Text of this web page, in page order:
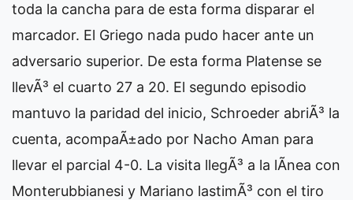
toda la cancha para de esta forma disparar el
marcador. El Griego nada pudo hacer ante un
adversario superior. De esta forma Platense se
llevÃ³ el cuarto 27 a 20. El segundo episodio
mantuvo la paridad del inicio, Schroeder abriÃ³ la
cuenta, acompaÃ±ado por Nacho Aman para
llevar el parcial 4-0. La visita llegÃ³ a la lÃ­nea con
Monterubbianesi y Mariano lastimÃ³ con el tiro